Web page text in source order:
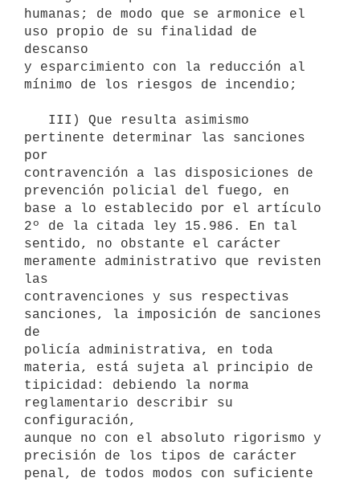
humanas; de modo que se armonice el
uso propio de su finalidad de
descanso
y esparcimiento con la reducción al
mínimo de los riesgos de incendio;
pertinente determinar las sanciones
por
contravención a las disposiciones de
prevención policial del fuego, en
base a lo establecido por el artículo
2º de la citada ley 15.986. En tal
sentido, no obstante el carácter
meramente administrativo que revisten
las
contravenciones y sus respectivas
sanciones, la imposición de sanciones
de
policía administrativa, en toda
materia, está sujeta al principio de
tipicidad: debiendo la norma
reglamentario describir su
configuración,
aunque no con el absoluto rigorismo y
precisión de los tipos de carácter
penal, de todos modos con suficiente